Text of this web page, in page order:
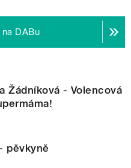
DABu
Žádníková - Volencová
pěvkyně